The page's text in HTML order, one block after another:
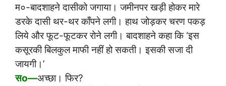
म०-बादशाहने दासीको जगाया। जमीनपर खड़ी होकर मारे
डरके दासी थर-थर काँपने लगी। हाथ जोड़कर चरण पकड़
लिये और फूट-फूटकर रोने लगी। बादशाहने कहा कि ‘इस
कसूरकी बिलकुल माफी नहीं हो सकती। इसकी सजा दी
जायगी।’
सo—अच्छा। फिर?